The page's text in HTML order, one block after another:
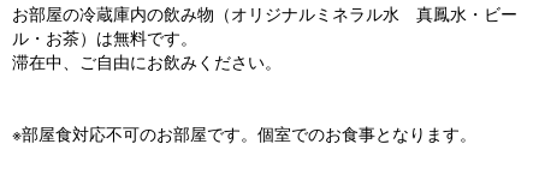
お部屋の冷蔵庫内の飲み物（オリジナルミネラル水 真鳳水・ビー
ル・お茶）は無料です。
滞在中、ご自由にお飲みください。
※部屋食対応不可のお部屋です。個室でのお食事となります。